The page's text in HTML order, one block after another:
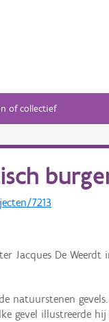
of collectief
7213
Jacques De
natuurstenen
gevel illustreerde